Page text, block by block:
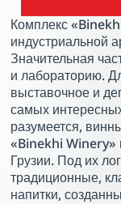
Комплекс
индустриальной
Значительная
и лабораторию.
выставочное и
самых
разумеется,
«Binekhi Winery»
Грузии. Под их
традиционные,
напитки,